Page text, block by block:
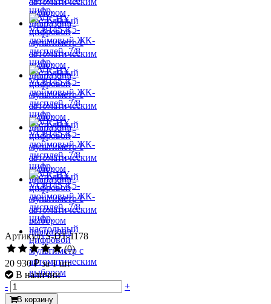
Артикул: S-DT-1178
(0)
20 930 ₽за 1 шт
В наличии
-
+
В корзину